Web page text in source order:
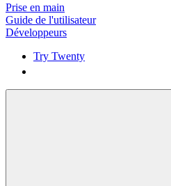
Prise en main
Guide de l'utilisateur
Développeurs
Try Twenty